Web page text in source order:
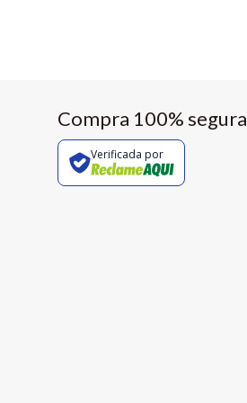
Compra 100% segura
Verificada por